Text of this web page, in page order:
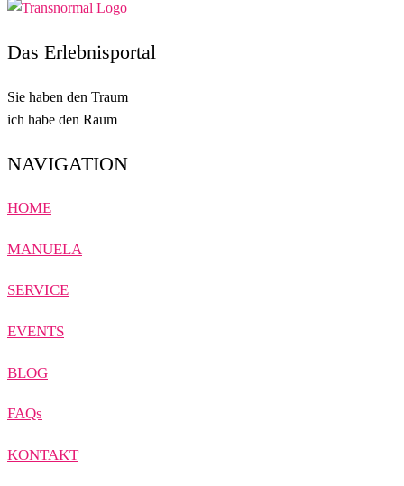
Das Erlebnisportal
Sie haben den Traum
ich habe den Raum
NAVIGATION
HOME
MANUELA
SERVICE
EVENTS
BLOG
FAQs
KONTAKT